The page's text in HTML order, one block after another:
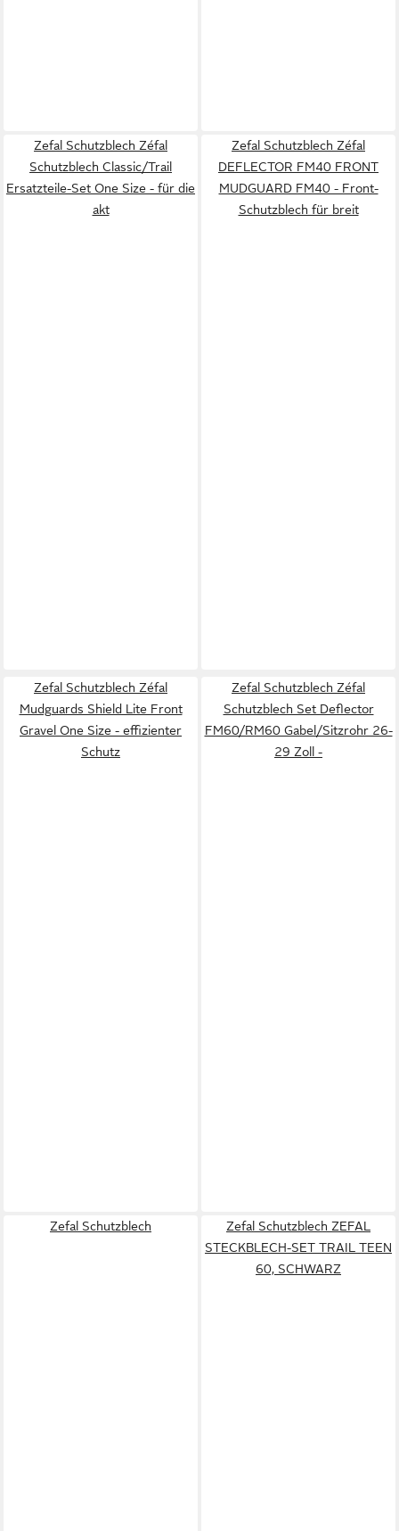
Zefal Schutzblech Zéfal
Schutzblech Classic/Trail
Ersatzteile-Set One Size - für die
akt
Zefal Schutzblech Zéfal
DEFLECTOR FM40 FRONT
MUDGUARD FM40 - Front-
Schutzblech für breit
Zefal Schutzblech Zéfal
Mudguards Shield Lite Front
Gravel One Size - effizienter
Schutz
Zefal Schutzblech Zéfal
Schutzblech Set Deflector
FM60/RM60 Gabel/Sitzrohr 26-
29 Zoll -
Zefal Schutzblech
Zefal Schutzblech ZEFAL
STECKBLECH-SET TRAIL TEEN
60, SCHWARZ